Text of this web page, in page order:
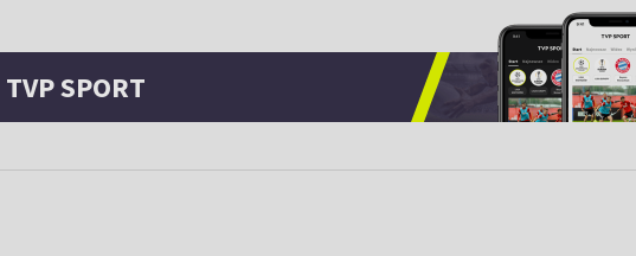
TVP SPORT